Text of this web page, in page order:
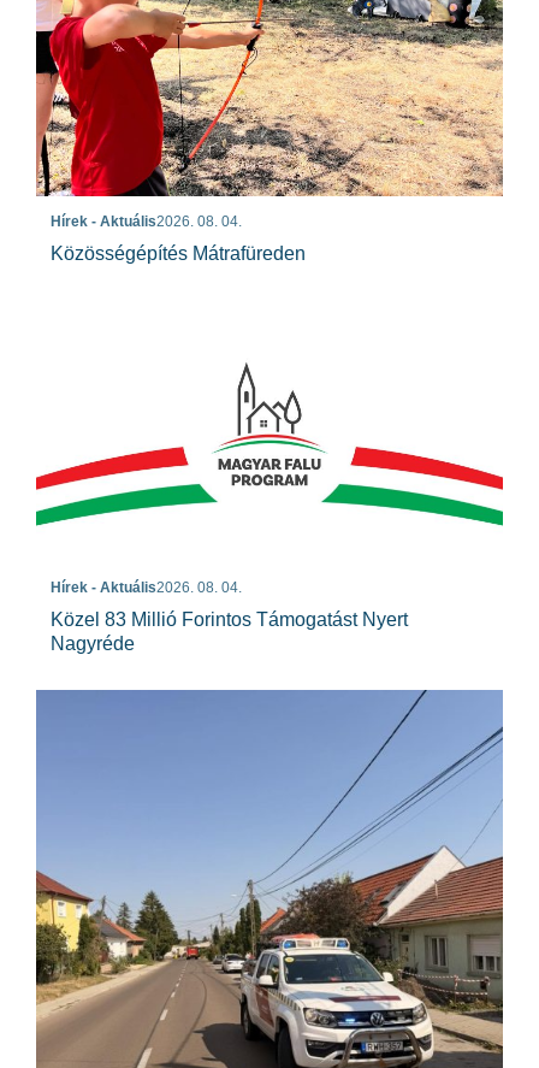
Hírek - Aktuális2026. 08. 04.
Közösségépítés Mátrafüreden
Hírek - Aktuális2026. 08. 04.
Közel 83 Millió Forintos Támogatást Nyert
Nagyréde